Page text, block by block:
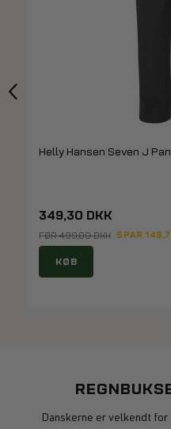
Helly Hansen Seven J
349,30 DKK
FØR 499,00 DKK SPAR
KØB
Danskerne er velkendt